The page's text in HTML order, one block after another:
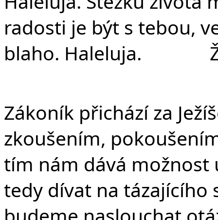
radosti je být s tebou,
blaho. Haleluja. Ž
Zákoník přichází za
zkoušením,
tím nám dává možnost
tedy dívat na tázajícího